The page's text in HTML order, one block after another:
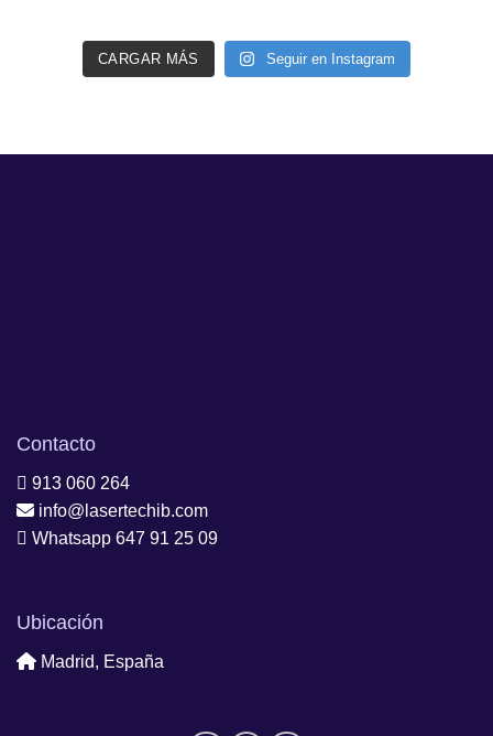
CARGAR MÁS Seguir en Instagram
Contacto
913 060 264
info@lasertechib.com
Whatsapp 647 91 25 09
Ubicación
Madrid, España